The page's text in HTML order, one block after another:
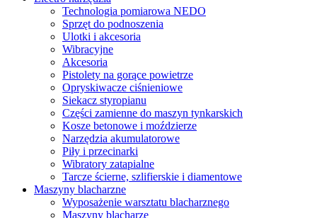
Technologia pomiarowa NEDO
Sprzęt do podnoszenia
Ulotki i akcesoria
Wibracyjne
Akcesoria
Pistolety na gorące powietrze
Opryskiwacze ciśnieniowe
Siekacz styropianu
Części zamienne do maszyn tynkarskich
Kosze betonowe i moździerze
Narzędzia akumulatorowe
Piły i przecinarki
Wibratory zatapialne
Tarcze ścierne, szlifierskie i diamentowe
Maszyny blacharzne
Wyposażenie warsztatu blacharznego
Maszyny blacharze